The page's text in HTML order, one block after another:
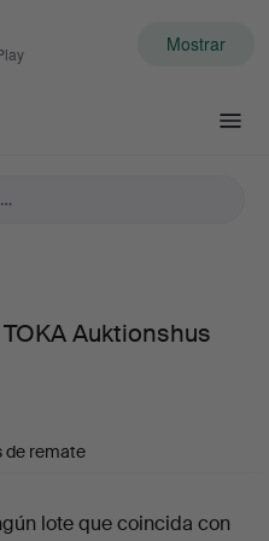
Mostrar
Auktionshus
de remate
lote que coincida con